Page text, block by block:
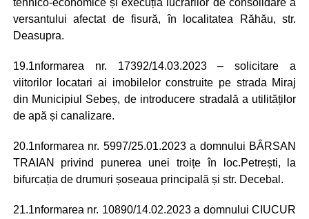
tehnico-economice și execuția lucrărilor de consolidare a
versantului afectat de fisură, în localitatea Răhău, str.
Deasupra.
19.1nformarea nr. 17392/14.03.2023 – solicitare a
viitorilor locatari ai imobilelor construite pe strada Miraj
din Municipiul Sebeș, de introducere stradală a utilităților
de apă și canalizare.
20.1nformarea nr. 5997/25.01.2023 a domnului BÂRSAN
TRAIAN privind punerea unei troițe în loc.Petrești, la
bifurcația de drumuri șoseaua principală și str. Decebal.
21.1nformarea nr. 10890/14.02.2023 a domnului CIUCUR